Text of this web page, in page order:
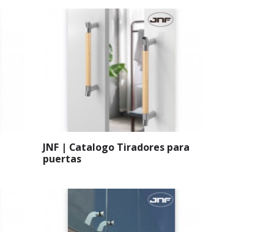
JNF | Catalogo Tiradores para
puertas